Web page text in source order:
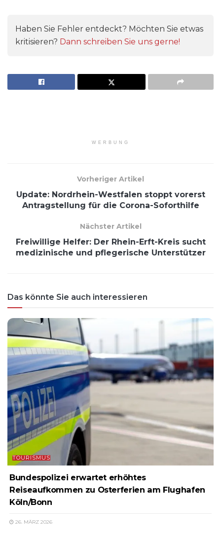
Haben Sie Fehler entdeckt? Möchten Sie etwas
kritisieren? Dann schreiben Sie uns gerne!
WERBUNG
Vorheriger Artikel
Update: Nordrhein-Westfalen stoppt vorerst
Antragstellung für die Corona-Soforthilfe
Nächster Artikel
Freiwillige Helfer: Der Rhein-Erft-Kreis sucht
medizinische und pflegerische Unterstützer
Das könnte Sie auch interessieren
TOURISMUS
Bundespolizei erwartet erhöhtes
Reiseaufkommen zu Osterferien am Flughafen
Köln/Bonn
26. MÄRZ 2026